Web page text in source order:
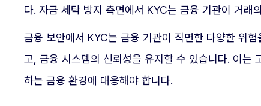
다. 자금 세탁 방지 측면에서 KYC는 금융 기관이 거래
금융 보안에서 KYC는 금융 기관이 직면한 다양한 위
고, 금융 시스템의 신뢰성을 유지할 수 있습니다. 이는
하는 금융 환경에 대응해야 합니다.